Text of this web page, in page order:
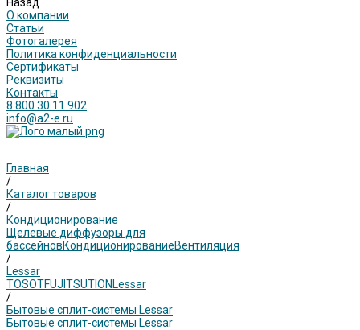
О компании
Статьи
Фотогалерея
Политика конфиденциальности
Сертификаты
Реквизиты
Контакты
8 800 30 11 902
info@a2-e.ru
Главная
/
Каталог товаров
/
Кондиционирование
Щелевые диффузоры для
бассейновКондиционированиеВентиляция
/
Lessar
TOSOTFUJITSUTION Lessar
/
Бытовые сплит-системы Lessar
Бытовые сплит-системы Lessar